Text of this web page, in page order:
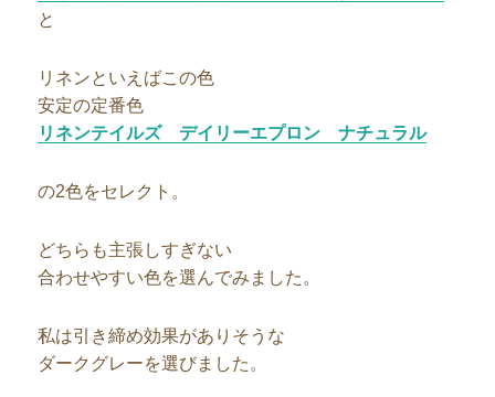
と
リネンといえばこの色
安定の定番色
リネンテイルズ デイリーエプロン ナチュラル
の2色をセレクト。
どちらも主張しすぎない
合わせやすい色を選んでみました。
私は引き締め効果がありそうな
ダークグレーを選びました。